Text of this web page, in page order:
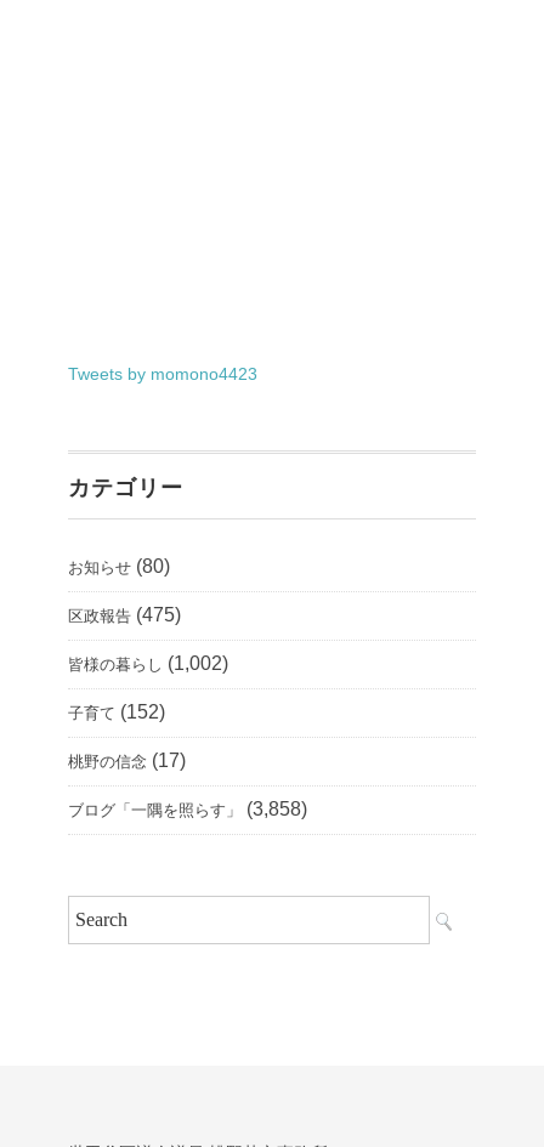
Tweets by momono4423
カテゴリー
お知らせ (80)
区政報告 (475)
皆様の暮らし (1,002)
子育て (152)
桃野の信念 (17)
ブログ「一隅を照らす」 (3,858)